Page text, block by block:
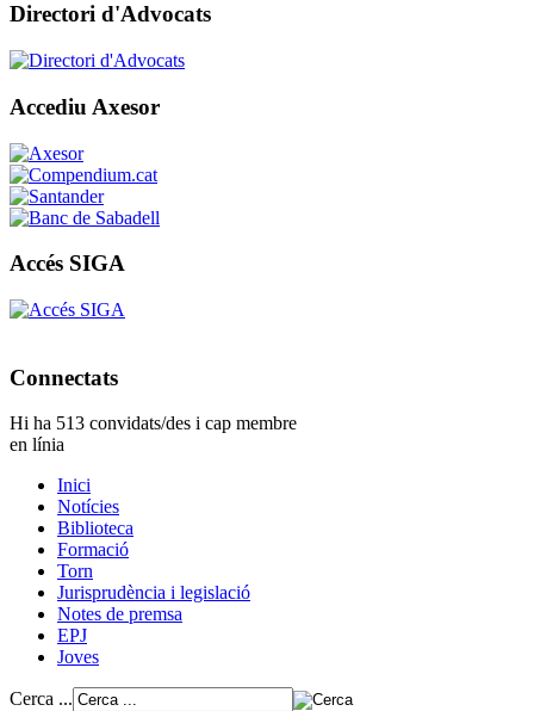
Directori d'Advocats
Accediu Axesor
Accés SIGA
Connectats
Hi ha 513 convidats/des i cap membre
en línia
Inici
Notícies
Biblioteca
Formació
Torn
Jurisprudència i legislació
Notes de premsa
EPJ
Joves
Cerca ...